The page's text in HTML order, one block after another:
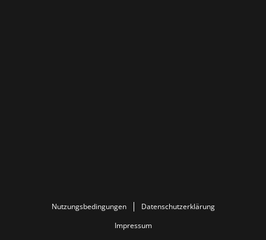
Nutzungsbedingungen
Datenschutzerklärung
Impressum